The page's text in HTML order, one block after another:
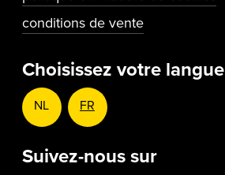
conditions de vente
Choisissez votre langue
NL FR
Suivez-nous sur